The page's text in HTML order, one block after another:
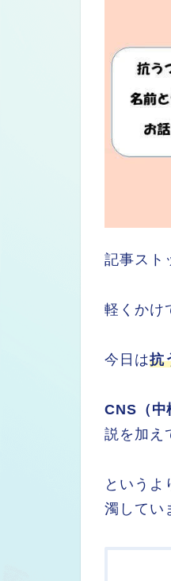
記事スト
軽くかけ
今日は抗
CNS（中
説を加え
というよ
濁してい